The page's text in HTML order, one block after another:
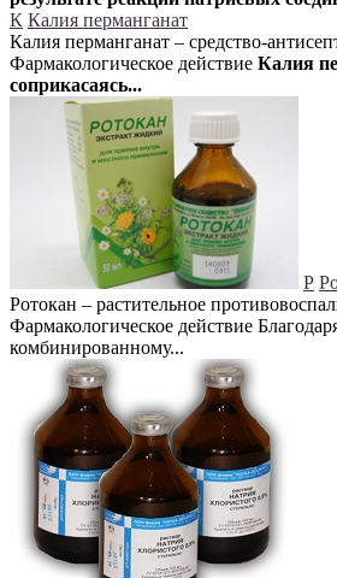
К Калия перманганат
Калия перманганат – средство-
Фармакологическое действие Калия
соприкасаясь...
Р
Ротокан – растительное
Фармакологическое действие
комбинированному...